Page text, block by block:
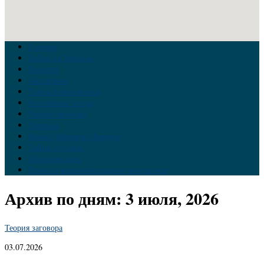
Главная
Война на Украине
Новости
Аналитика
Тайны Геополитики
Российские элиты
Теория заговора
Украина
Новый Мировой Порядок
Тайны истории
Обратная связь
Правила комментирования материалов
Архив по дням: 3 июля, 2026
Теория заговора
03.07.2026